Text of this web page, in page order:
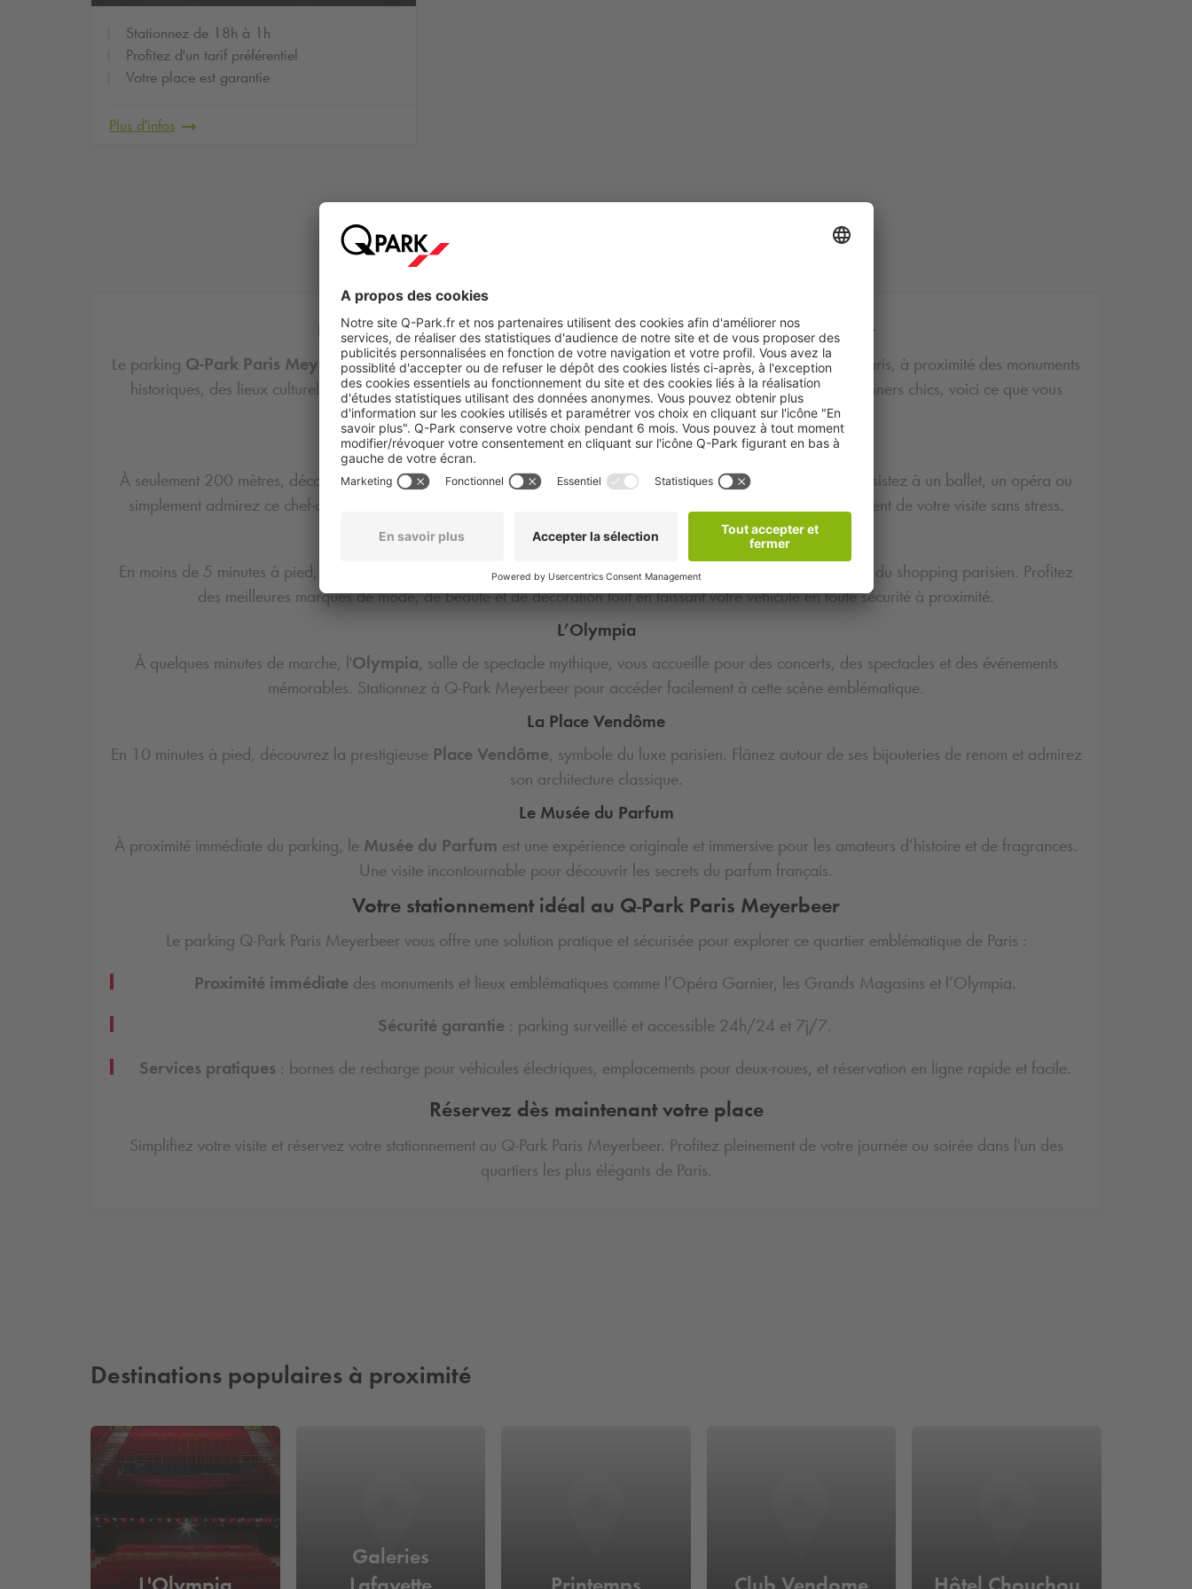
Stationnez de 18h à 1h
Profitez d'un tarif préférentiel
Votre place est garantie
Plus d'infos
Découvrez les incontournables autour du parkingQ-ParkParis Meyerbeer
Le parking Q-Park Paris Meyerbeer-Opéraest idéalement situé dans l'un des quartiers les plus prestigieux de Paris, à proximité des monuments
historiques, des lieux culturels et des boutiques emblématiques. Parfait pour vos sorties culturelles, shopping ou dîners chics, voici ce que vous
pouvez découvrir à deux pas :
L’Opéra Garnier
À seulement 200 mètres, découvrez l’imposant et somptueuxOpéra Garnier, un joyau architectural de Paris. Assistez à un ballet, un opéra ou
simplement admirez ce chef-d’œuvre historique. Stationner à
Meyerbeer vous permet de profiter pleinement de votre visite sans stress.
Les Grands Magasins
En moins de 5 minutes à pied, rejoignez les célèbres
Galeries Lafayetteet lePrintemps Haussmann
, paradis du shopping parisien. Profitez
des meilleures marques de mode, de beauté et de décoration tout en laissant votre véhicule en toute sécurité à proximité.
L’Olympia
À quelques minutes de marche, l'Olympia, salle de spectacle mythique, vous accueille pour des concerts, des spectacles et des événements
mémorables. Stationnez à Q-Park Meyerbeer pour accéder facilement à cette scène emblématique.
La Place Vendôme
En 10 minutes à pied, découvrez la prestigieuse Place Vendôme, symbole du luxe parisien. Flânez autour de ses bijouteries de renom et admirez
son architecture classique.
Le Musée du Parfum
À proximité immédiate du parking, le Musée du Parfum est une expérience originale et immersive pour les amateurs d’histoire et de fragrances.
Une visite incontournable pour découvrir les secrets du parfum français.
Votre stationnement idéal au Q-Park Paris Meyerbeer
Le parking Q-ParkParis Meyerbeer vous offre une solution pratique et sécurisée pour explorer ce quartier emblématique de Paris :
Proximité immédiatedes monuments et lieux emblématiques comme l’Opéra Garnier, les Grands Magasins et l’Olympia.
Sécurité garantie : parking surveillé et accessible 24h/24 et 7j/7.
Services pratiques : bornes de recharge pour véhicules électriques, emplacements pour deux-roues, et réservation en ligne rapide et facile.
Réservez dès maintenant votre place
Simplifiez votre visite et réservez votre stationnement au Q-ParkParis Meyerbeer. Profitez pleinement de votre journée ou soirée dans l'un des
quartiers les plus élégants de Paris.
Destinations populaires à proximité
Galeries